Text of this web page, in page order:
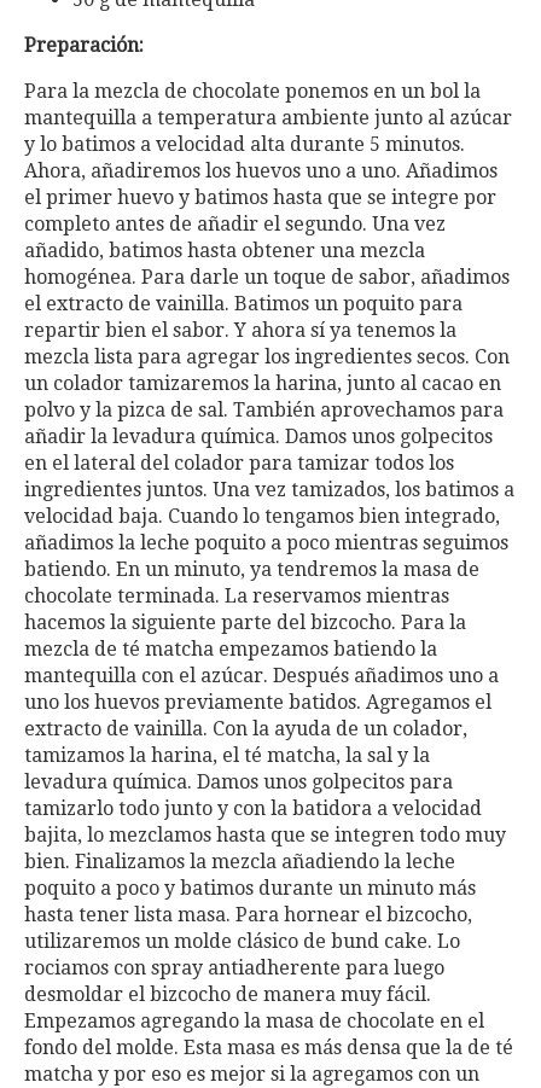
Preparación:
Para la mezcla de chocolate ponemos en un bol la
mantequilla a temperatura ambiente junto al azúcar
y lo batimos a velocidad alta durante 5 minutos.
Ahora, añadiremos los huevos uno a uno. Añadimos
el primer huevo y batimos hasta que se integre por
completo antes de añadir el segundo. Una vez
añadido, batimos hasta obtener una mezcla
homogénea. Para darle un toque de sabor, añadimos
el extracto de vainilla. Batimos un poquito para
repartir bien el sabor. Y ahora sí ya tenemos la
mezcla lista para agregar los ingredientes secos. Con
un colador tamizaremos la harina, junto al cacao en
polvo y la pizca de sal. También aprovechamos para
añadir la levadura química. Damos unos golpecitos
en el lateral del colador para tamizar todos los
ingredientes juntos. Una vez tamizados, los batimos a
velocidad baja. Cuando lo tengamos bien integrado,
añadimos la leche poquito a poco mientras seguimos
batiendo. En un minuto, ya tendremos la masa de
chocolate terminada. La reservamos mientras
hacemos la siguiente parte del bizcocho. Para la
mezcla de té matcha empezamos batiendo la
mantequilla con el azúcar. Después añadimos uno a
uno los huevos previamente batidos. Agregamos el
extracto de vainilla. Con la ayuda de un colador,
tamizamos la harina, el té matcha, la sal y la
levadura química. Damos unos golpecitos para
tamizarlo todo junto y con la batidora a velocidad
bajita, lo mezclamos hasta que se integren todo muy
bien. Finalizamos la mezcla añadiendo la leche
poquito a poco y batimos durante un minuto más
hasta tener lista masa. Para hornear el bizcocho,
utilizaremos un molde clásico de bund cake. Lo
rociamos con spray antiadherente para luego
desmoldar el bizcocho de manera muy fácil.
Empezamos agregando la masa de chocolate en el
fondo del molde. Esta masa es más densa que la de té
matcha y por eso es mejor si la agregamos con un